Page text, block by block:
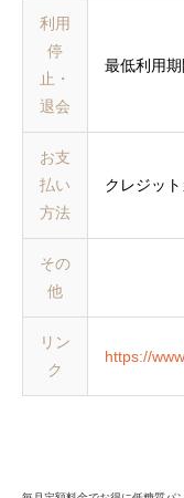
利用
停
止・
退会
最低利用
お支
払い
方法
クレジッ
その
他
リン
ク
https://